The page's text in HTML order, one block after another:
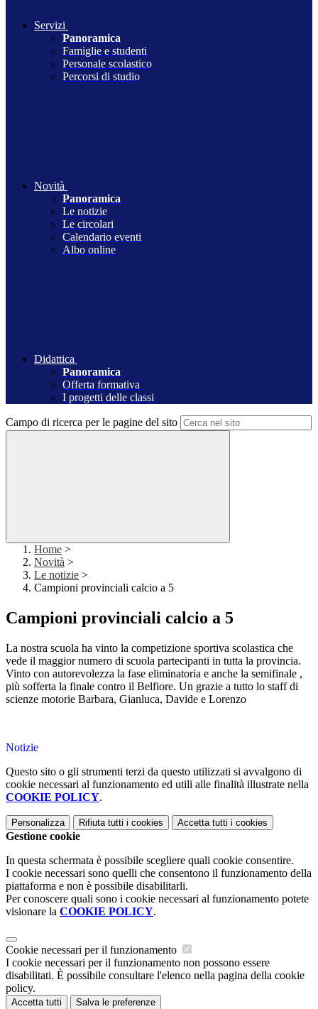
Servizi
Panoramica
Famiglie e studenti
Personale scolastico
Percorsi di studio
Novità
Panoramica
Le notizie
Le circolari
Calendario eventi
Albo online
Didattica
Panoramica
Offerta formativa
I progetti delle classi
Campo di ricerca per le pagine del sito
Home >
Novità >
Le notizie >
Campioni provinciali calcio a 5
Campioni provinciali calcio a 5
La nostra scuola ha vinto la competizione sportiva scolastica che
vede il maggior numero di scuola partecipanti in tutta la provincia.
Vinto con autorevolezza la fase eliminatoria e anche la semifinale ,
più sofferta la finale contro il Belfiore. Un grazie a tutto lo staff di
scienze motorie Barbara, Gianluca, Davide e Lorenzo
Notizie
Questo sito o gli strumenti terzi da questo utilizzati si avvalgono di
cookie necessari al funzionamento ed utili alle finalità illustrate nella
COOKIE POLICY.
Personalizza Rifiuta tutti i cookies Accetta tutti i cookies
Gestione cookie
In questa schermata è possibile scegliere quali cookie consentire.
I cookie necessari sono quelli che consentono il funzionamento della
piattaforma e non è possibile disabilitarli.
Per conoscere quali sono i cookie necessari al funzionamento potete
visionare la COOKIE POLICY.
Cookie necessari per il funzionamento
I cookie necessari per il funzionamento non possono essere
disabilitati. È possibile consultare l'elenco nella pagina della cookie
policy.
Accetta tutti Salva le preferenze